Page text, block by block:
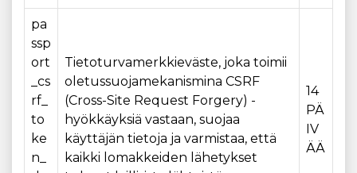
pa
ssp
ort
_cs
rf_
to
ke
n_
Tietoturvamerkkieväste, joka toimii
oletussuojamekanismina CSRF
(Cross-Site Request Forgery) -
hyökkäyksiä vastaan, suojaa
käyttäjän tietoja ja varmistaa, että
kaikki lomakkeiden lähetykset
14
PÄ
IV
ÄÄ